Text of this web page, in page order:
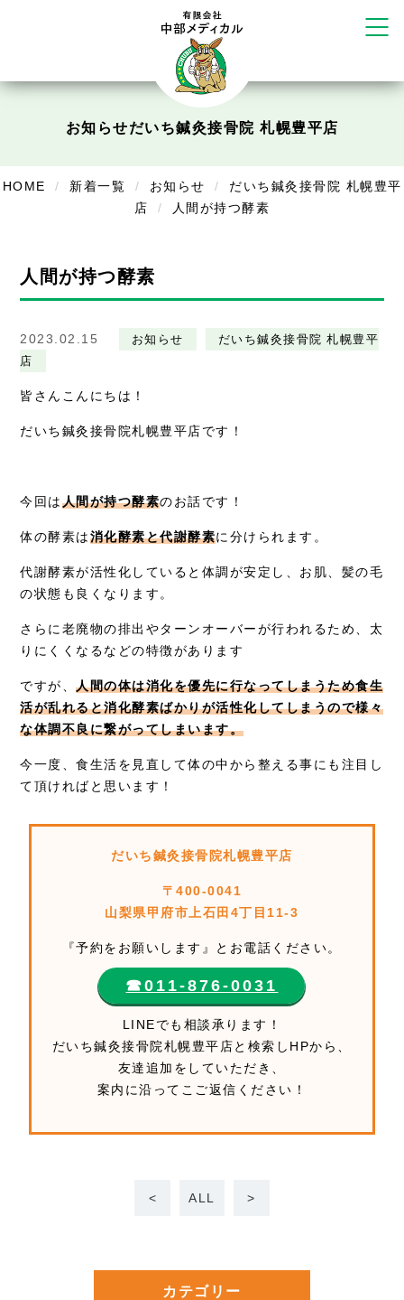
かえる堂鍼灸院 整骨院 うるま店 ウェルネス鍼灸院・接骨院 甲府千
リラクゼーション
ボディコンフォート Cure
在宅部門事務所
美容鍼・コルギ
お知らせ
症例別施術
お知らせだいち鍼灸接骨院 札幌豊平店
HOME 新着一覧 お知らせ
だいち鍼灸接骨院 札幌豊平
店
人間が持つ酵素
人間が持つ酵素
2023.02.15 お知らせ
だいち鍼灸接骨院 札幌豊平
店
皆さんこんにちは！
だいち鍼灸接骨院札幌豊平店です！
今回は人間が持つ酵素のお話です！
体の酵素は消化酵素と代謝酵素に分けられます。
代謝酵素が活性化していると体調が安定し、お肌、髪の毛
の状態も良くなります。
さらに老廃物の排出やターンオーバーが行われるため、太
りにくくなるなどの特徴があります
ですが、人間の体は消化を優先に行なってしまうため食生
活が乱れると消化酵素ばかりが活性化してしまうので様々
な体調不良に繋がってしまいます。
今一度、食生活を見直して体の中から整える事にも注目し
て頂ければと思います！
だいち鍼灸接骨院札幌豊平店
〒400-0041
山梨県甲府市上石田4丁目11-3
『予約をお願いします』とお電話ください。
☎︎011-876-0031
LINEでも相談承ります！
だいち鍼灸接骨院札幌豊平店と検索しHPから、
友達追加をしていただき、
案内に沿ってこご返信ください！
< ALL >
カテゴリー